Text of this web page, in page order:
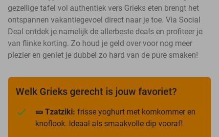
gezellige tafel vol authentiek vers Grieks eten brengt het
ontspannen vakantiegevoel direct naar je toe. Via Social
Deal ontdek je namelijk de allerbeste deals en profiteer je
van flinke korting. Zo houd je geld over voor nog meer
plezier en geniet je dubbel zo hard van de pure smaken!
Welk Grieks gerecht is jouw favoriet?
🥒 Tzatziki: frisse yoghurt met komkommer en
knoflook. Ideaal als smaakvolle dip vooraf!